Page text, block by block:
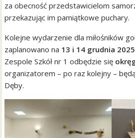
za obecność przedstawicielom
przekazując im pamiątkowe puchary.
Kolejne wydarzenie dla miłośników
zaplanowano na 13 i 14 grudnia 2025
Zespole Szkół nr 1 odbędzie się
organizatorem – po raz kolejny –
Dęby.